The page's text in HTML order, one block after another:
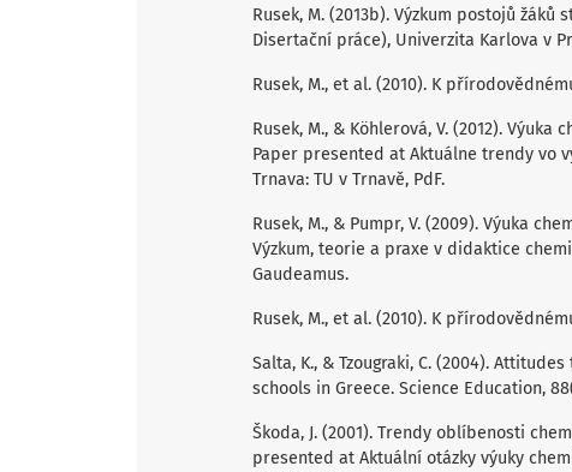
Rusek, M. (2013b). Výzkum postojů
Disertační práce), Univerzita Karlova v
Rusek, M., et al. (2010). K
Rusek, M., & Köhlerová, V. (2012).
Paper presented at Aktuálne trendy vo
Trnava: TU v Trnavě, PdF.
Rusek, M., & Pumpr, V. (2009). Výuka
Výzkum, teorie a praxe v didaktice
Gaudeamus.
Rusek, M., et al. (2010). K
Salta, K., & Tzougraki, C. (2004).
schools in Greece. Science Education,
Škoda, J. (2001). Trendy oblíbenosti
presented at Aktuální otázky výuky